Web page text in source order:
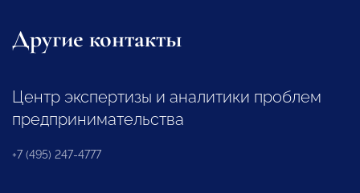
Другие контакты
Центр экспертизы и аналитики проблем
предпринимательства
+7 (495) 247-4777